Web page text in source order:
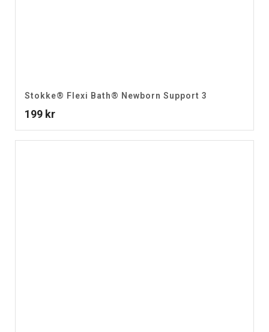
Stokke® Flexi Bath® Newborn Support 3
199 kr